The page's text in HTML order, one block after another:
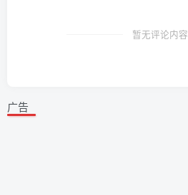
暂无评论内容
广告